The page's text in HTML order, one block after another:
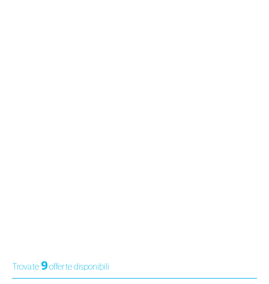
Trovate9offerte disponibili